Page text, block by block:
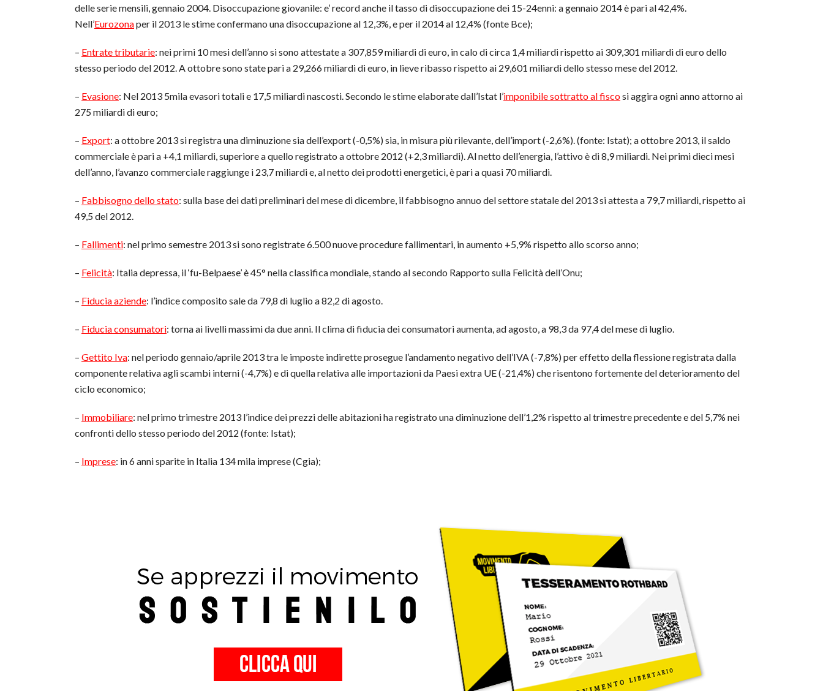
delle serie mensili, gennaio 2004. Disoccupazione giovanile: e’ record anche il tasso di disoccupazione dei 15-24enni: a gennaio 2014 è pari al 42,4%.
Nell’Eurozonaper il 2013 le stime confermano una disoccupazione al 12,3%, e per il 2014 al 12,4% (fonte Bce);
– Entrate tributarie: nei primi 10 mesi dell’anno si sono attestate a 307,859 miliardi di euro, in calo di circa 1,4 miliardi rispetto ai 309,301 miliardi di euro dello
stesso periodo del 2012. A ottobre sono state pari a 29,266 miliardi di euro, in lieve ribasso rispetto ai 29,601 miliardi dello stesso mese del 2012.
– Evasione: Nel 2013 5mila evasori totali e 17,5 miliardi nascosti. Secondo le stime elaborate dall’Istat l’imponibile sottratto al fiscosi aggira ogni anno attorno ai
275 miliardi di euro;
– Export: a ottobre 2013 si registra una diminuzione sia dell’export (-0,5%) sia, in misura più rilevante, dell’import (-2,6%). (fonte: Istat); a ottobre 2013, il saldo
commerciale è pari a +4,1 miliardi, superiore a quello registrato a ottobre 2012 (+2,3 miliardi). Al netto dell’energia, l’attivo è di 8,9 miliardi. Nei primi dieci mesi
dell’anno, l’avanzo commerciale raggiunge i 23,7 miliardi e, al netto dei prodotti energetici, è pari a quasi 70 miliardi.
– Fabbisogno dello stato: sulla base dei dati preliminari del mese di dicembre, il fabbisogno annuo del settore statale del 2013 si attesta a 79,7 miliardi, rispetto ai
49,5 del 2012.
– Fallimenti: nel primo semestre 2013 si sono registrate 6.500 nuove procedure fallimentari, in aumento +5,9% rispetto allo scorso anno;
– Felicità: Italia depressa, il ‘fu-Belpaese’ è 45° nella classifica mondiale, stando al secondo Rapporto sulla Felicità dell’Onu;
– Fiducia aziende: l’indice composito sale da 79,8 di luglio a 82,2 di agosto.
– Fiducia consumatori: torna ai livelli massimi da due anni. Il clima di fiducia dei consumatori aumenta, ad agosto, a 98,3 da 97,4 del mese di luglio.
– Gettito Iva: nel periodo gennaio/aprile 2013 tra le imposte indirette prosegue l’andamento negativo dell’IVA (-7,8%) per effetto della flessione registrata dalla
componente relativa agli scambi interni (-4,7%) e di quella relativa alle importazioni da Paesi extra UE (-21,4%) che risentono fortemente del deterioramento del
ciclo economico;
– Immobiliare: nel primo trimestre 2013 l’indice dei prezzi delle abitazioni ha registrato una diminuzione dell’1,2% rispetto al trimestre precedente e del 5,7% nei
confronti dello stesso periodo del 2012 (fonte: Istat);
– Imprese: in 6 anni sparite in Italia 134 mila imprese (Cgia);